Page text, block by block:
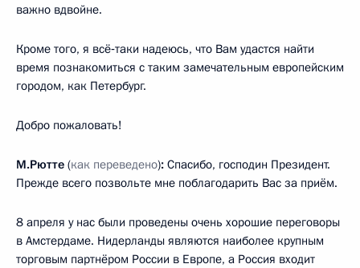
важно вдвойне.
Кроме того, я всё‑таки надеюсь, что Вам удастся найти
время познакомиться с таким замечательным европейским
городом, как Петербург.
Добро пожаловать!
М.Рютте (как переведено): Спасибо, господин Президент.
Прежде всего позвольте мне поблагодарить Вас за приём.
8 апреля у нас были проведены очень хорошие переговоры
в Амстердаме. Нидерланды являются наиболее крупным
торговым партнёром России в Европе, а Россия входит